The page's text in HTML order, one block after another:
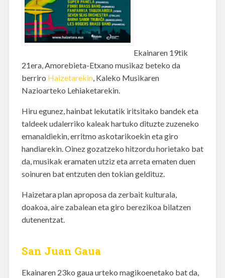
Ekainaren 19tik
21era, Amorebieta-Etxano musikaz beteko da
berriro Haizetarekin, Kaleko Musikaren
Nazioarteko Lehiaketarekin.
Hiru egunez, hainbat lekutatik iritsitako bandek eta
taldeek udalerriko kaleak hartuko dituzte zuzeneko
emanaldiekin, erritmo askotarikoekin eta giro
handiarekin. Oinez gozatzeko hitzordu horietako bat
da, musikak eramaten utziz eta arreta ematen duen
soinuren bat entzuten den tokian geldituz.
Haizetara plan aproposa da zerbait kulturala,
doakoa, aire zabalean eta giro berezikoa bilatzen
dutenentzat.
San Juan Gaua
Ekainaren 23ko gaua urteko magikoenetako bat da,